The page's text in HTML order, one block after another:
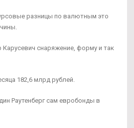
разницы по валютным это
снаряжение, форму и так
182,6 млрд рублей.
Раутенберг сам евробонды в